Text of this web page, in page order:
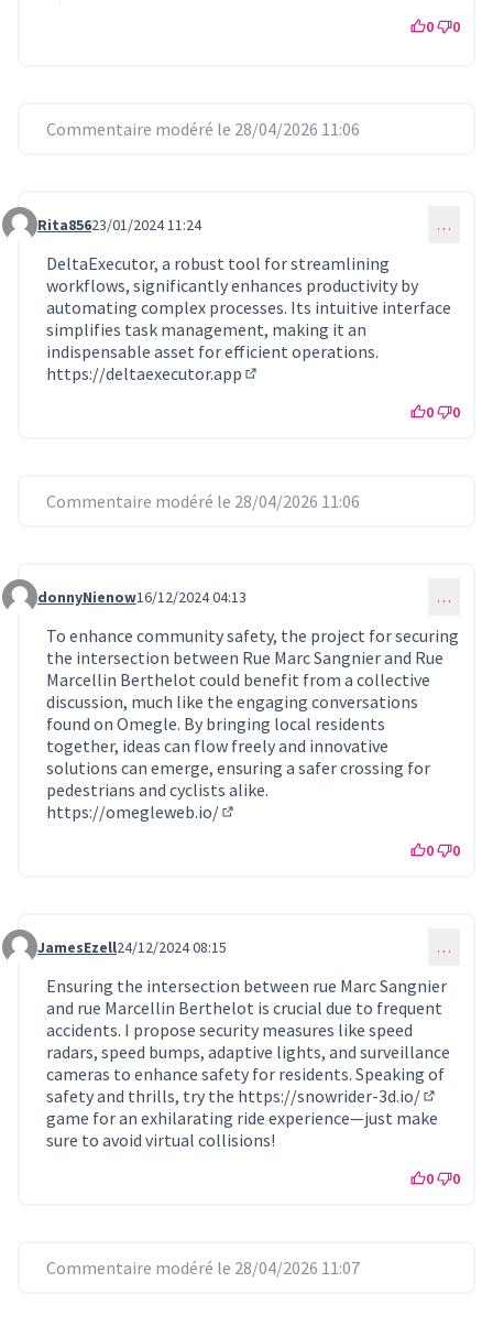
0 0
Commentaire modéré le 28/04/2026 11:06
Commentaire 782
Rita85623/01/2024 11:24 …
DeltaExecutor, a robust tool for streamlining
workflows, significantly enhances productivity by
automating complex processes. Its intuitive interface
simplifies task management, making it an
indispensable asset for efficient operations.
https://deltaexecutor.app
0 0
Commentaire modéré le 28/04/2026 11:06
Commentaire 930
donnyNienow16/12/2024 04:13 …
To enhance community safety, the project for securing
the intersection between Rue Marc Sangnier and Rue
Marcellin Berthelot could benefit from a collective
discussion, much like the engaging conversations
found on Omegle. By bringing local residents
together, ideas can flow freely and innovative
solutions can emerge, ensuring a safer crossing for
pedestrians and cyclists alike.
https://omegleweb.io/
0 0
Commentaire 969
JamesEzell24/12/2024 08:15 …
Ensuring the intersection between rue Marc Sangnier
and rue Marcellin Berthelot is crucial due to frequent
accidents. I propose security measures like speed
radars, speed bumps, adaptive lights, and surveillance
cameras to enhance safety for residents. Speaking of
safety and thrills, try the https://snowrider-3d.io/
(Lien
game for an exhilarating ride experience—just make
sure to avoid virtual collisions!
0 0
Commentaire modéré le 28/04/2026 11:07